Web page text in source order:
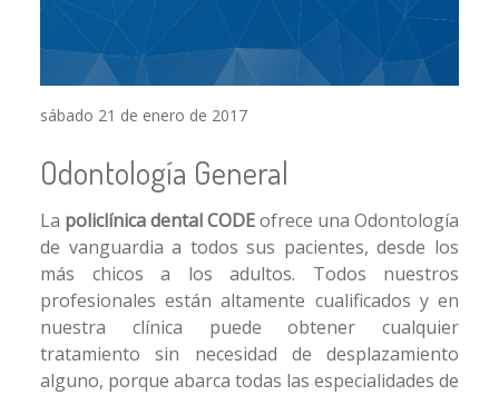
sábado 21 de enero de 2017
Odontología General
La policlínica dental CODEofrece una Odontología
de vanguardia a todos sus pacientes, desde los
más chicos a los adultos. Todos nuestros
profesionales están altamente cualificados y en
nuestra clínica puede obtener cualquier
tratamiento sin necesidad de desplazamiento
alguno, porque abarca todas las especialidades de